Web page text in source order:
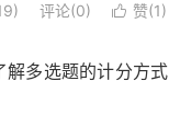
评论(0)  赞(1)
多选题的计分方